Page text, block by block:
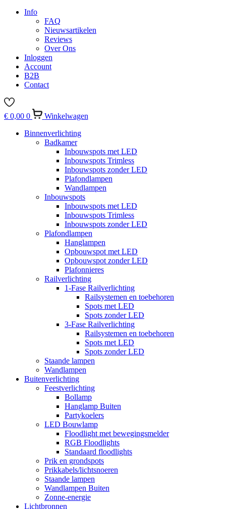
Info
FAQ
Nieuwsartikelen
Reviews
Over Ons
Inloggen
Account
B2B
Contact
€ 0,00 0
Winkelwagen
Binnenverlichting
Badkamer
Inbouwspots met LED
Inbouwspots Trimless
Inbouwspots zonder LED
Plafondlampen
Wandlampen
Inbouwspots
Inbouwspots met LED
Inbouwspots Trimless
Inbouwspots zonder LED
Plafondlampen
Hanglampen
Opbouwspot met LED
Opbouwspot zonder LED
Plafonnieres
Railverlichting
1-Fase Railverlichting
Railsystemen en toebehoren
Spots met LED
Spots zonder LED
3-Fase Railverlichting
Railsystemen en toebehoren
Spots met LED
Spots zonder LED
Staande lampen
Wandlampen
Buitenverlichting
Feestverlichting
Bollamp
Hanglamp Buiten
Partykoelers
LED Bouwlamp
Floodlight met bewegingsmelder
RGB Floodlights
Standaard floodlights
Prik en grondspots
Prikkabels/lichtsnoeren
Staande lampen
Wandlampen Buiten
Zonne-energie
Lichtbronnen